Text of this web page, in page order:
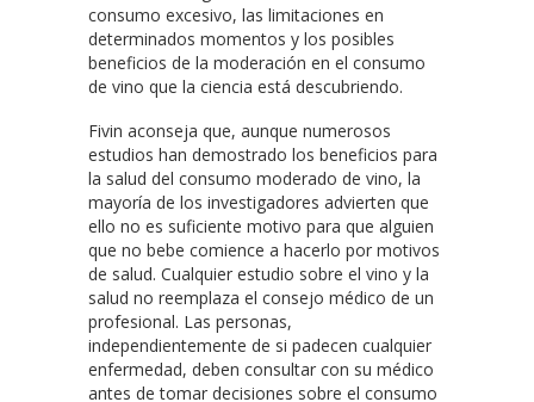
consumo excesivo, las limitaciones en
determinados momentos y los posibles
beneficios de la moderación en el consumo
de vino que la ciencia está descubriendo.
Fivin aconseja que, aunque numerosos
estudios han demostrado los beneficios para
la salud del consumo moderado de vino, la
mayoría de los investigadores advierten que
ello no es suficiente motivo para que alguien
que no bebe comience a hacerlo por motivos
de salud. Cualquier estudio sobre el vino y la
salud no reemplaza el consejo médico de un
profesional. Las personas,
independientemente de si padecen cualquier
enfermedad, deben consultar con su médico
antes de tomar decisiones sobre el consumo